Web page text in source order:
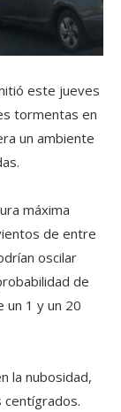
este jueves
tormentas en
un ambiente
máxima
de entre
oscilar
de
un 1 y un 20
la nubosidad,
centígrados.